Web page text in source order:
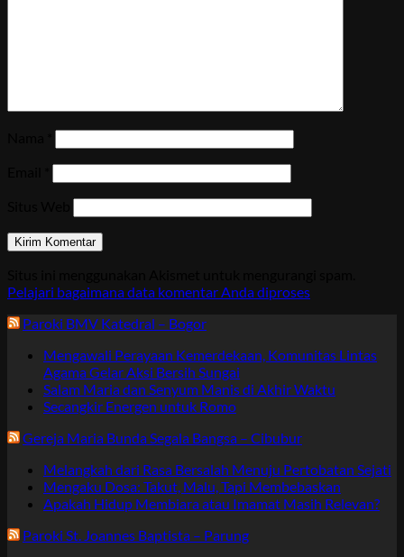
Pelajari bagaimana data komentar Anda diproses
Paroki BMV Katedral – Bogor
Mengawali Perayaan Kemerdekaan, Komunitas Lintas
Agama Gelar Aksi Bersih Sungai
Salam Maria dan Senyum Manis di Akhir Waktu
Secangkir Energen untuk Romo
Gereja Maria Bunda Segala Bangsa – Cibubur
Melangkah dari Rasa Bersalah Menuju Pertobatan Sejati
Mengaku Dosa: Takut, Malu, Tapi Membebaskan
Apakah Hidup Membiara atau Imamat Masih Relevan?
Paroki St. Joannes Baptista – Parung